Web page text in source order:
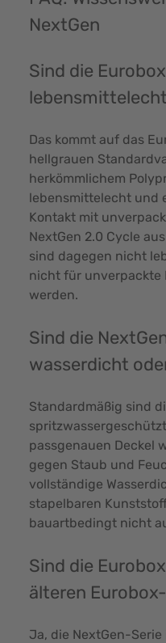
NextGen
Sind die
Das kommt auf das
hellgrauen
herkömmlichem
lebensmittelecht und
Kontakt mit
NextGen 2.0 Cycle
sind dagegen nicht
nicht für unverpackte
werden.
Sind die
wasserdicht
Standardmäßig sind
passgenauen Deckel
gegen Staub und
vollständige
stapelbaren
bauartbedingt nicht
Sind die
älteren
Ja, die NextGen-